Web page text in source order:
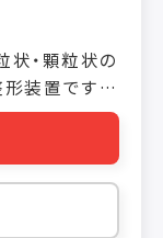
状・顆粒状の
装置です。
品で、通気
入、カビや
けを行い、